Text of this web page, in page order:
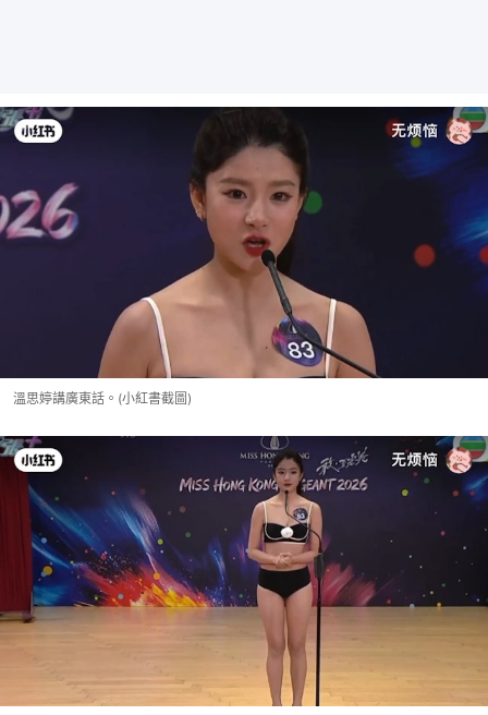
溫思婷講廣東話。(小紅書截圖)